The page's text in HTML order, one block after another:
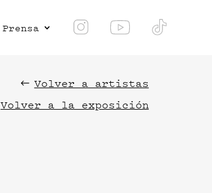
Prensa
Volver a artistas
Volver a la exposición